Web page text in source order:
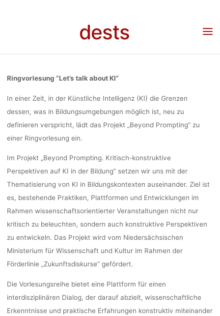
dests
ABOUT KI”,
18:15,
VECHTA/
Ronja Rieger 10. April 2024
Veranstaltung: Ringvorlesung “Let’s talk about KI”, Mittwochs
Ringvorlesung “Let’s talk about KI”
In einer Zeit, in der Künstliche Intelligenz (KI) die Grenzen
dessen, was in Bildungsumgebungen möglich ist, neu zu
definieren verspricht, lädt das Projekt „Beyond Prompting” zu
einer Ringvorlesung ein.
Im Projekt „Beyond Prompting. Kritisch-konstruktive
Perspektiven auf KI in der Bildung” setzen wir uns mit der
Thematisierung von KI in Bildungskontexten auseinander. Ziel ist
es, bestehende Praktiken, Plattformen und Entwicklungen im
Rahmen wissenschaftsorientierter Veranstaltungen nicht nur
kritisch zu beleuchten, sondern auch konstruktive Perspektiven
zu entwickeln. Das Projekt wird vom Niedersächsischen
Ministerium für Wissenschaft und Kultur im Rahmen der
Förderlinie „Zukunftsdiskurse” gefördert.
Die Vorlesungsreihe bietet eine Plattform für einen
interdisziplinären Dialog, der darauf abzielt, wissenschaftliche
Erkenntnisse und praktische Erfahrungen konstruktiv miteinander